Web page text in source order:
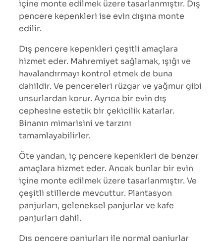
içine monte edilmek üzere tasarlanmıştır. Dış
pencere kepenkleri ise evin dışına monte
edilir.
Dış pencere kepenkleri çeşitli amaçlara
hizmet eder. Mahremiyet sağlamak, ışığı ve
havalandırmayı kontrol etmek de buna
dahildir. Ve pencereleri rüzgar ve yağmur gibi
unsurlardan korur. Ayrıca bir evin dış
cephesine estetik bir çekicilik katarlar.
Binanın mimarisini ve tarzını
tamamlayabilirler.
Öte yandan, iç pencere kepenkleri de benzer
amaçlara hizmet eder. Ancak bunlar bir evin
içine monte edilmek üzere tasarlanmıştır. Ve
çeşitli stillerde mevcuttur. Plantasyon
panjurları, geleneksel panjurlar ve kafe
panjurları dahil.
Dış pencere panjurları ile normal panjurlar